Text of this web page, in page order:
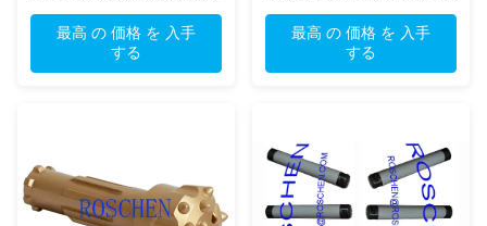
の鍛造材の鋳造
最高 の 価格 を 入手
する
摩の造岩
最高 の 価格 を 入手
する